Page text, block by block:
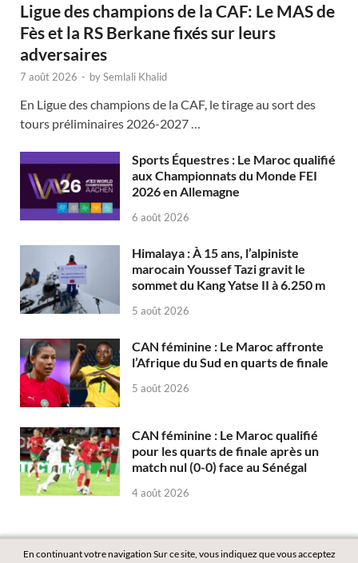
Ligue des champions de la CAF: Le MAS de
Fès et la RS Berkane fixés sur leurs
adversaires
7 août 2026 - bySemlali Khalid
En Ligue des champions de la CAF, le tirage au sort des
tours préliminaires 2026-2027 …
Sports Équestres : Le Maroc qualifié
aux Championnats du Monde FEI
2026 en Allemagne
6 août 2026
Himalaya : À 15 ans, l’alpiniste
marocain Youssef Tazi gravit le
sommet du Kang Yatse II à 6.250 m
5 août 2026
CAN féminine : Le Maroc affronte
l’Afrique du Sud en quarts de finale
5 août 2026
CAN féminine : Le Maroc qualifié
pour les quarts de finale après un
match nul (0-0) face au Sénégal
4 août 2026
En continuant votre navigation Sur ce site, vous indiquez que vous acceptez